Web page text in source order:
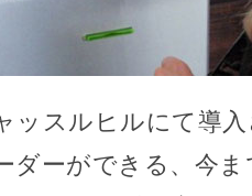
ッスルヒルにて導
ダーができる、今